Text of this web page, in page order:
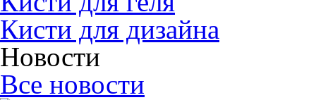
Кисти для дизайна
Новости
Все новости